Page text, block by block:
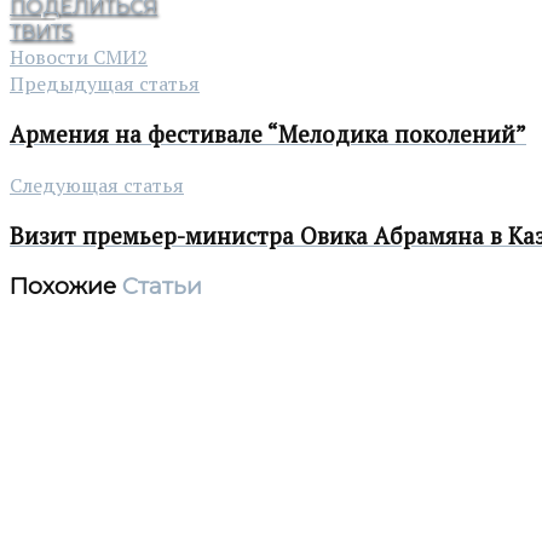
ПОДЕЛИТЬСЯ
ТВИТ5
Новости СМИ2
Предыдущая статья
Армения на фестивале “Мелодика поколений”
Следующая статья
Визит премьер-министра Овика Абрамяна в
Похожие Статьи